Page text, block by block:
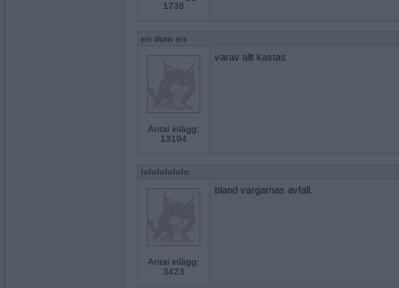
1738
en dum en
Antal inlägg:
13194
varav allt kastas
lolololololo
Antal inlägg:
3423
bland vargarnas avfall.